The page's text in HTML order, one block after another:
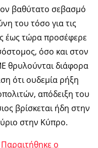
βαθύτατο σεβασμό
του τόσο για τις
έως τώρα προσέφερε
όσο και στον
θρυλούνται διάφορα
ότι ουδεμία ρήξη
απόδειξη του
βρίσκεται ήδη στην
στην Κύπρο.
Παραιτήθηκε ο